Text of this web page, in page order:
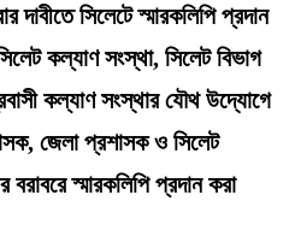
সিলেটে স্মারকলিপি প্রদান
কল্যাণ সংস্থা, সিলেট বিভাগ
কল্যাণ সংস্থার যৌথ উদ্যোগে
জেলা প্রশাসক ও সিলেট
স্মারকলিপি প্রদান করা